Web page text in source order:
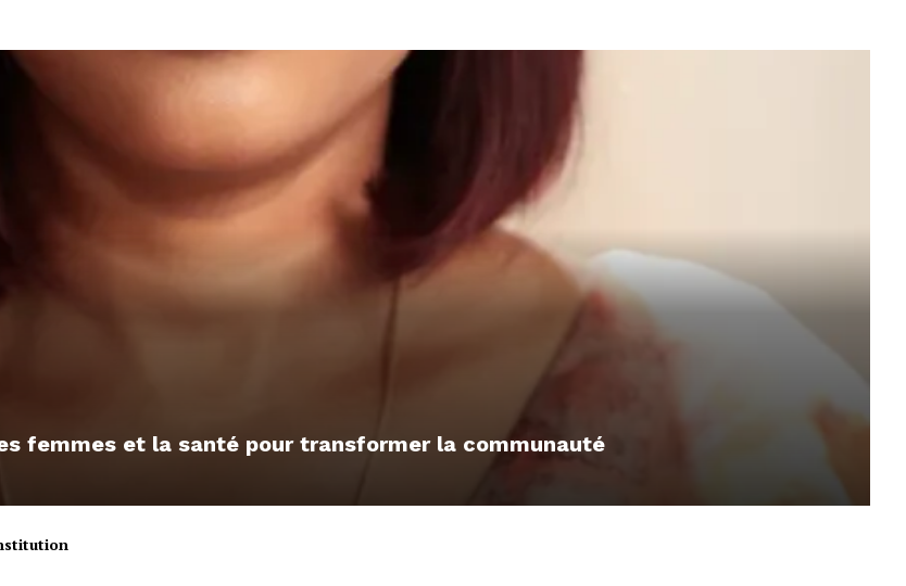
femmes et la santé pour transformer la communauté